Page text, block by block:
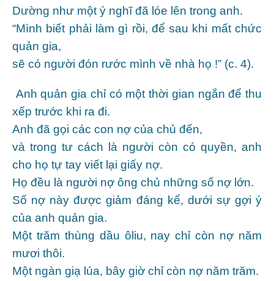
Dường như một ý nghĩ đã lóe lên trong anh.
“Mình biết phải làm gì rồi, để sau khi mất chức
quản gia,
sẽ có người đón rước mình về nhà họ !” (c. 4).
Anh quản gia chỉ có một thời gian ngắn để thu
xếp trước khi ra đi.
Anh đã gọi các con nợ của chủ đến,
và trong tư cách là người còn có quyền, anh
cho họ tự tay viết lại giấy nợ.
Họ đều là người nợ ông chủ những số nợ lớn.
Số nợ này được giảm đáng kể, dưới sự gợi ý
của anh quản gia.
Một trăm thùng dầu ôliu, nay chỉ còn nợ năm
mươi thôi.
Một ngàn giạ lúa, bây giờ chỉ còn nợ năm trăm.